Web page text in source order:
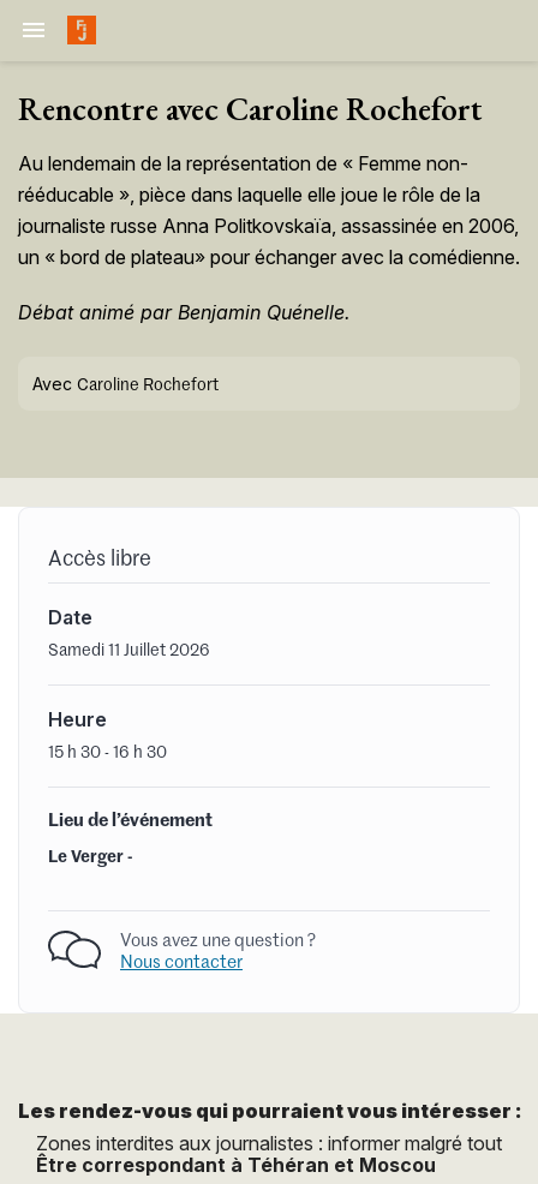

Rencontre avec Caroline Rochefort
Au lendemain de la représentation de « Femme non-
rééducable », pièce dans laquelle elle joue le rôle de la
journaliste russe Anna Politkovskaïa, assassinée en 2006,
un « bord de plateau» pour échanger avec la comédienne.
Débat animé par Benjamin Quénelle.
Avec Caroline Rochefort
Accès libre
Date
Samedi 11 Juillet 2026
Heure
15 h 30 - 16 h 30
Lieu de l’événement
Le Verger -
Vous avez une question ?
Nous contacter
Les rendez-vous qui pourraient vous intéresser :
Zones interdites aux journalistes : informer malgré tout
Être correspondant à Téhéran et Moscou